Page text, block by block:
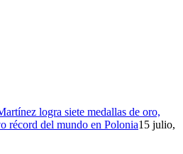
logra siete medallas de oro,
récord del mundo en Polonia15 julio,